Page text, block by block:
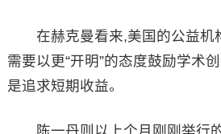
在赫克曼看来,美国的公益机
需要以更“开明”的态度鼓励学术
是追求短期收益。
陈一丹则以上个月刚刚举行的